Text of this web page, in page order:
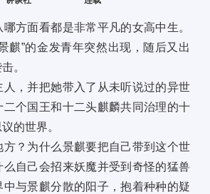
方面看都是非常平凡的女高中生。
麒”的金发青年突然出现，随后又出
。
人，并把她带入了从未听说过的异世
二个国王和十二头麒麟共同治理的十
的世界。
方？为什么景麒要把自己带到这个世
么自己会招来妖魔并受到奇怪的猛兽
中与景麒分散的阳子，抱着种种的疑